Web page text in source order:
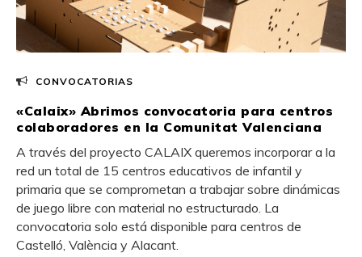
CONVOCATORIAS
«Calaix» Abrimos convocatoria para centros
colaboradores en la Comunitat Valenciana
A través del proyecto CALAIX queremos incorporar a la
red un total de 15 centros educativos de infantil y
primaria que se comprometan a trabajar sobre dinámicas
de juego libre con material no estructurado. La
convocatoria solo está disponible para centros de
Castelló, València y Alacant.